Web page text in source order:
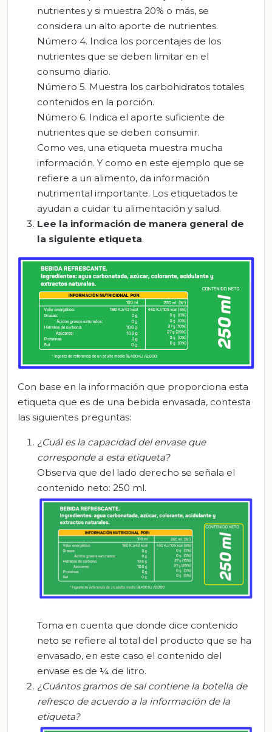
nutrientes y si muestra 20% o más, se
considera un alto aporte de nutrientes.
Número 4. Indica los porcentajes de los
nutrientes que se deben limitar en el
consumo diario.
Número 5. Muestra los carbohidratos totales
contenidos en la porción.
Número 6. Indica el aporte suficiente de
nutrientes que se deben consumir.
Como ves, una etiqueta muestra mucha
información. Y como en este ejemplo que se
refiere a un alimento, da información
nutrimental importante. Los etiquetados te
ayudan a cuidar tu alimentación y salud.
Lee la información de manera general de
la siguiente etiqueta.
Con base en la información que proporciona esta
etiqueta que es de una bebida envasada, contesta
las siguientes preguntas:
¿Cuál es la capacidad del envase que
corresponde a esta etiqueta?
Observa que del lado derecho se señala el
contenido neto: 250 ml.
Toma en cuenta que donde dice contenido
neto se refiere al total del producto que se ha
envasado, en este caso el contenido del
envase es de ¼ de litro.
¿Cuántos gramos de salcontiene la botella de
refresco de acuerdo a la información de la
etiqueta?